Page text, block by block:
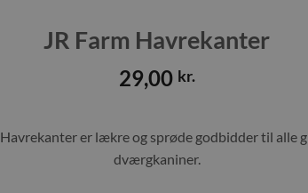
JR Farm Havrekanter
29,00 kr.
Havrekanter er lækre og sprøde godbidder til alle
dværgkaniner.